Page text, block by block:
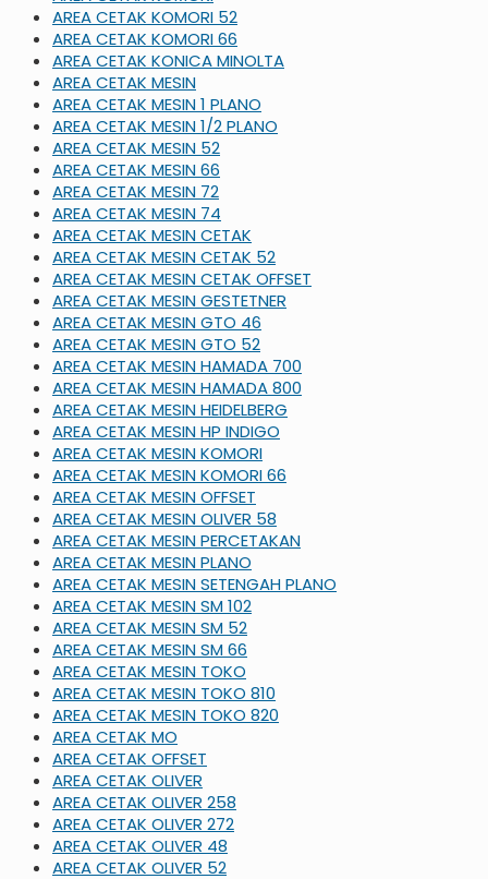
AREA CETAK KOMORI 52
AREA CETAK KOMORI 66
AREA CETAK KONICA MINOLTA
AREA CETAK MESIN
AREA CETAK MESIN 1 PLANO
AREA CETAK MESIN 1/2 PLANO
AREA CETAK MESIN 52
AREA CETAK MESIN 66
AREA CETAK MESIN 72
AREA CETAK MESIN 74
AREA CETAK MESIN CETAK
AREA CETAK MESIN CETAK 52
AREA CETAK MESIN CETAK OFFSET
AREA CETAK MESIN GESTETNER
AREA CETAK MESIN GTO 46
AREA CETAK MESIN GTO 52
AREA CETAK MESIN HAMADA 700
AREA CETAK MESIN HAMADA 800
AREA CETAK MESIN HEIDELBERG
AREA CETAK MESIN HP INDIGO
AREA CETAK MESIN KOMORI
AREA CETAK MESIN KOMORI 66
AREA CETAK MESIN OFFSET
AREA CETAK MESIN OLIVER 58
AREA CETAK MESIN PERCETAKAN
AREA CETAK MESIN PLANO
AREA CETAK MESIN SETENGAH PLANO
AREA CETAK MESIN SM 102
AREA CETAK MESIN SM 52
AREA CETAK MESIN SM 66
AREA CETAK MESIN TOKO
AREA CETAK MESIN TOKO 810
AREA CETAK MESIN TOKO 820
AREA CETAK MO
AREA CETAK OFFSET
AREA CETAK OLIVER
AREA CETAK OLIVER 258
AREA CETAK OLIVER 272
AREA CETAK OLIVER 48
AREA CETAK OLIVER 52